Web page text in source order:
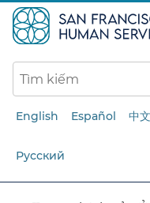
English Español 中文
Русский